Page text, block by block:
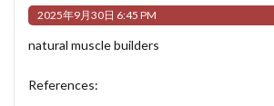
2025年9月30日 6:45 PM
natural muscle builders
References: